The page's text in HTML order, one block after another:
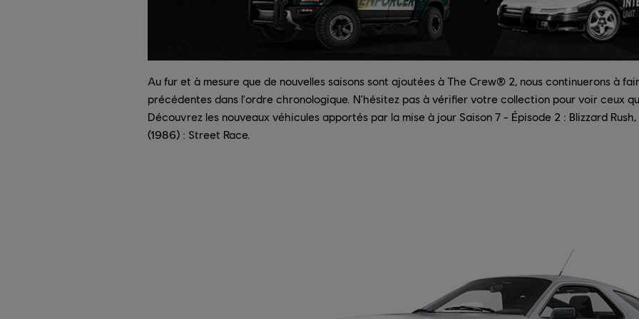
Au fur et à mesure que de nouvelles saisons sont ajoutées à The Crew® 2, nous continuerons à
précédentes dans l'ordre chronologique. N'hésitez pas à vérifier votre collection pour voir ceux
Découvrez les nouveaux véhicules apportés par la mise à jour Saison 7 - Épisode 2 : Blizzard
(1986) : Street Race.